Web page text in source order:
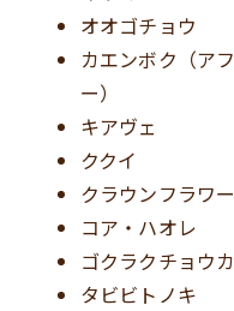
オオゴチョウ
カエンボク（ア
ー）
キアヴェ
ククイ
クラウンフラワー
コア・ハオレ
ゴクラクチョウカ
タビビトノキ